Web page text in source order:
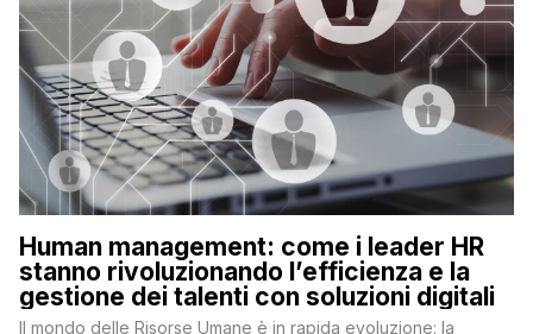
Human management: come i leader HR
stanno rivoluzionando l’efficienza e la
gestione dei talenti con soluzioni digitali
Il mondo delle Risorse Umane è in rapida evoluzione: la